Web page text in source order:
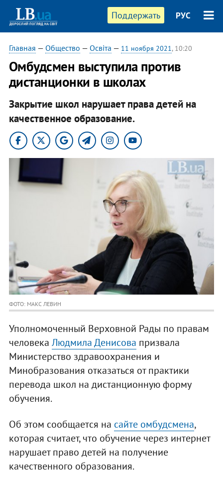
Поддержать РУС
Главная — Общество — Освіта — 11 ноября 2021, 10:20
Омбудсмен выступила против
дистанционки в школах
Закрытие школ нарушает права детей на
качественное образование.
ФОТО: МАКС ЛЕВИН
Уполномоченный Верховной Рады по правам
человека Людмила Денисова призвала
Министерство здравоохранения и
Минобразования отказаться от практики
перевода школ на дистанционную форму
обучения.
Об этом сообщается на сайте омбудсмена,
которая считает, что обучение через интернет
нарушает право детей на получение
качественного образования.